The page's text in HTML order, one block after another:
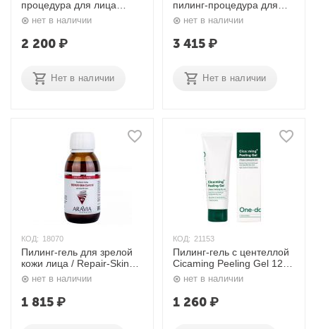
процедура для лица
«Дренажное
моделирование» V-LIFT,
10 процедур, 50 мл, 100
мл, 150 мл Aravia
нет в наличии
2 200₽
Нет в наличии
пилинг-процедура для
жирной кожи «Энзимный
пилинг» 50 мл, 100 мл x 2
Aravia
нет в наличии
3 415₽
Нет в наличии
КОД: 18070
Пилинг-гель для зрелой
кожи лица / Repair-Skin
Control 100 мл Aravia
нет в наличии
1 815₽
КОД: 21153
Пилинг-гель с центеллой
Cicaming Peeling Gel 120
мл One-day’s you
нет в наличии
1 260₽